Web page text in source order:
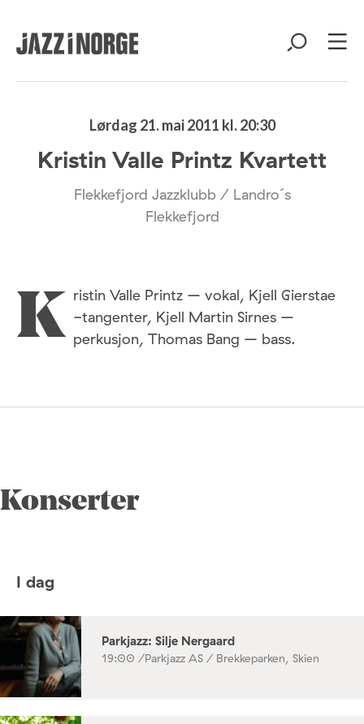
Lørdag 21. mai 2011 kl. 20:30
Kristin Valle Printz Kvartett
Flekkefjord Jazzklubb / Landro´s
Flekkefjord
K ristin Valle Printz – vokal, Kjell Gierstae
-tangenter, Kjell Martin Sirnes –
perkusjon, Thomas Bang – bass.
Konserter
I dag
Parkjazz: Silje Nergaard
19:00 /Parkjazz AS / Brekkeparken, Skien